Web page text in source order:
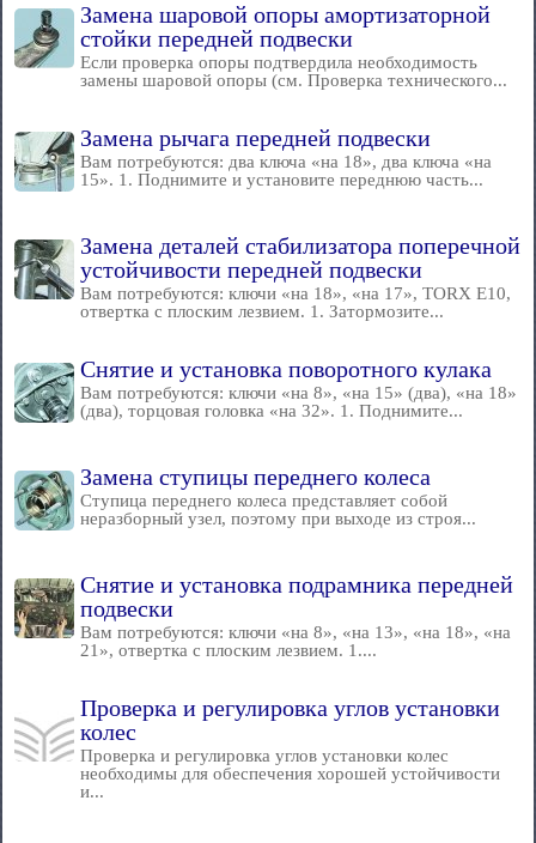
Замена шаровой опоры амортизаторной
стойки передней подвески
Если проверка опоры подтвердила необходимость
замены шаровой опоры (см. Проверка технического...
Замена рычага передней подвески
Вам потребуются: два ключа «на 18», два ключа «на
15». 1. Поднимите и установите переднюю часть...
Замена деталей стабилизатора поперечной
устойчивости передней подвески
Вам потребуются: ключи «на 18», «на 17», TORX E10,
отвертка с плоским лезвием. 1. Затормозите...
Снятие и установка поворотного кулака
Вам потребуются: ключи «на 8», «на 15» (два), «на 18»
(два), торцовая головка «на 32». 1. Поднимите...
Замена ступицы переднего колеса
Ступица переднего колеса представляет собой
неразборный узел, поэтому при выходе из строя...
Снятие и установка подрамника передней
подвески
Вам потребуются: ключи «на 8», «на 13», «на 18», «на
21», отвертка с плоским лезвием. 1....
Проверка и регулировка углов установки
колес
Проверка и регулировка углов установки колес
необходимы для обеспечения хорошей устойчивости
и...